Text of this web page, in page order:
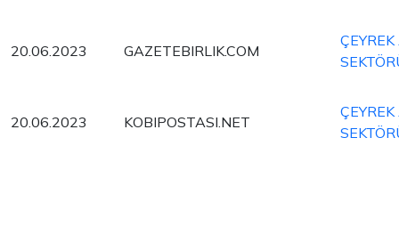
20.06.2023 GAZETEBIRLIK.COM
20.06.2023 KOBIPOSTASI.NET